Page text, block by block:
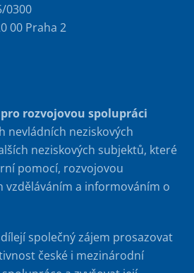
0300
00 Praha 2
pro rozvojovou spolupráci
nevládních neziskových
neziskových subjektů, které
pomocí, rozvojovou
vzděláváním a informováním o
společný zájem prosazovat
české i mezinárodní